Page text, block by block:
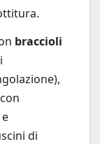
braccioli
di